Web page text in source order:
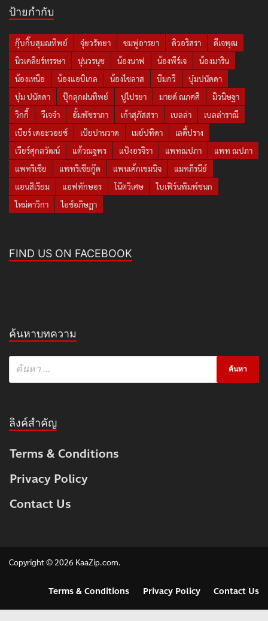
ป้ายกำกับ
กุ๊บกิ๊บสุมณทิพย์ จุ๋ยวรัทยา ชมพู่อารยา ดิวอริสรา
ดีเจพุฒ
นิวเคลียร์หรรษา
นุ่นวรนุช น้องนาฟ น้องพีร์เจ
น้องมาริน
น้องเหนือ
น้องแอบิเกล น้องไซลาส บีมกวี
บุ๋มปนัดดา
บุ๋ม ปนัดดา
ปุ๊กลุกฝนทิพย์ ปูไปรยา มายด์ ณภศศิ
มิวนิษฐา
วิกกี้
วีเจจ๋า อั้มพัชราภา เก้าสุภัสสรา เบลล่า
เบลล่าราณี
เบียร์ เดอะวอยซ์
เป้ยปานวาด เมย์ปทิดา
เลดี้ปราง
เวียร์ศุกลวัฒน์
แต้วณฐพร แป้งอรจิรา แพทณปภา
แพท ณปภา
แพทริเซีย
แพทริเซียกู๊ด แพนเค้กเขมนิจ
แมทภีรนีย์
แอนสิเรียม
แอฟทักษอร โน๊ตวิเศษ
ใบเฟิร์นพิมพ์ชนก
ใหม่ดาวิกา
ไอซ์อภิษฎา
FIND US ON FACEBOOK
ค้นหาบทความ
ลิงค์สำคัญ
Terms & Conditions
Privacy Policy
Contact Us
Copyright © 2026 KaaZip.com.
Terms & Conditions Privacy Policy Contact Us